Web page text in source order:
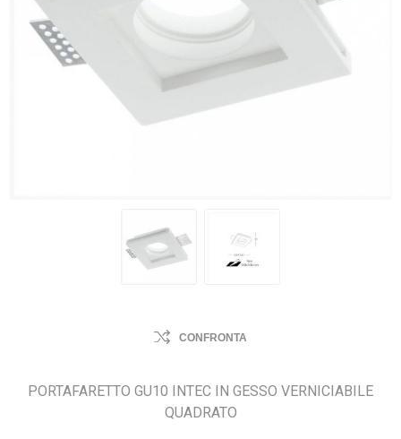
CONFRONTA
PORTAFARETTO GU10 INTEC IN GESSO VERNICIABILE
QUADRATO